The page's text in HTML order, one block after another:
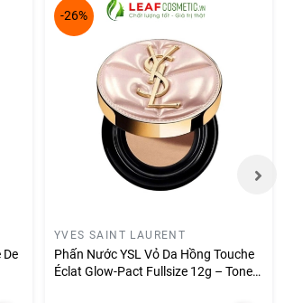
De
-26%
YVES SAINT LAURENT
Phấn Nước YSL Vỏ Da Hồng Touche
Éclat Glow-Pact Fullsize 12g – Tone